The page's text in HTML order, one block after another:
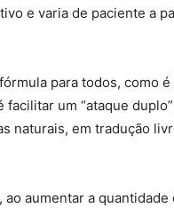
e varia de paciente a
para todos, como é
um “ataque
naturais, em tradução
aumentar a quantidade